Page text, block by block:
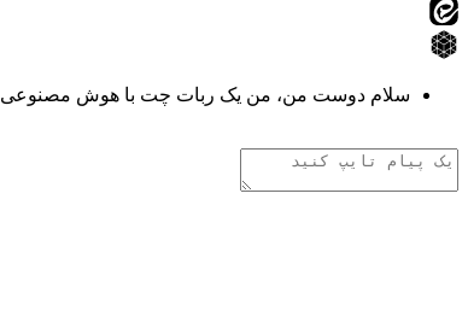
سلام دوست من، من یک ربات چت با هوش مصنوعی GPT هستم. هر چیزی دوست داری از من بپرس!